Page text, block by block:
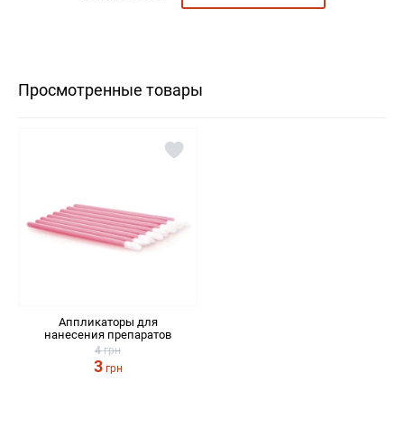
Наношу все только этими аппликаторами, очень удобно и конечно
Просмотренные товары
Аппликаторы для
нанесения препаратов
4грн
3грн